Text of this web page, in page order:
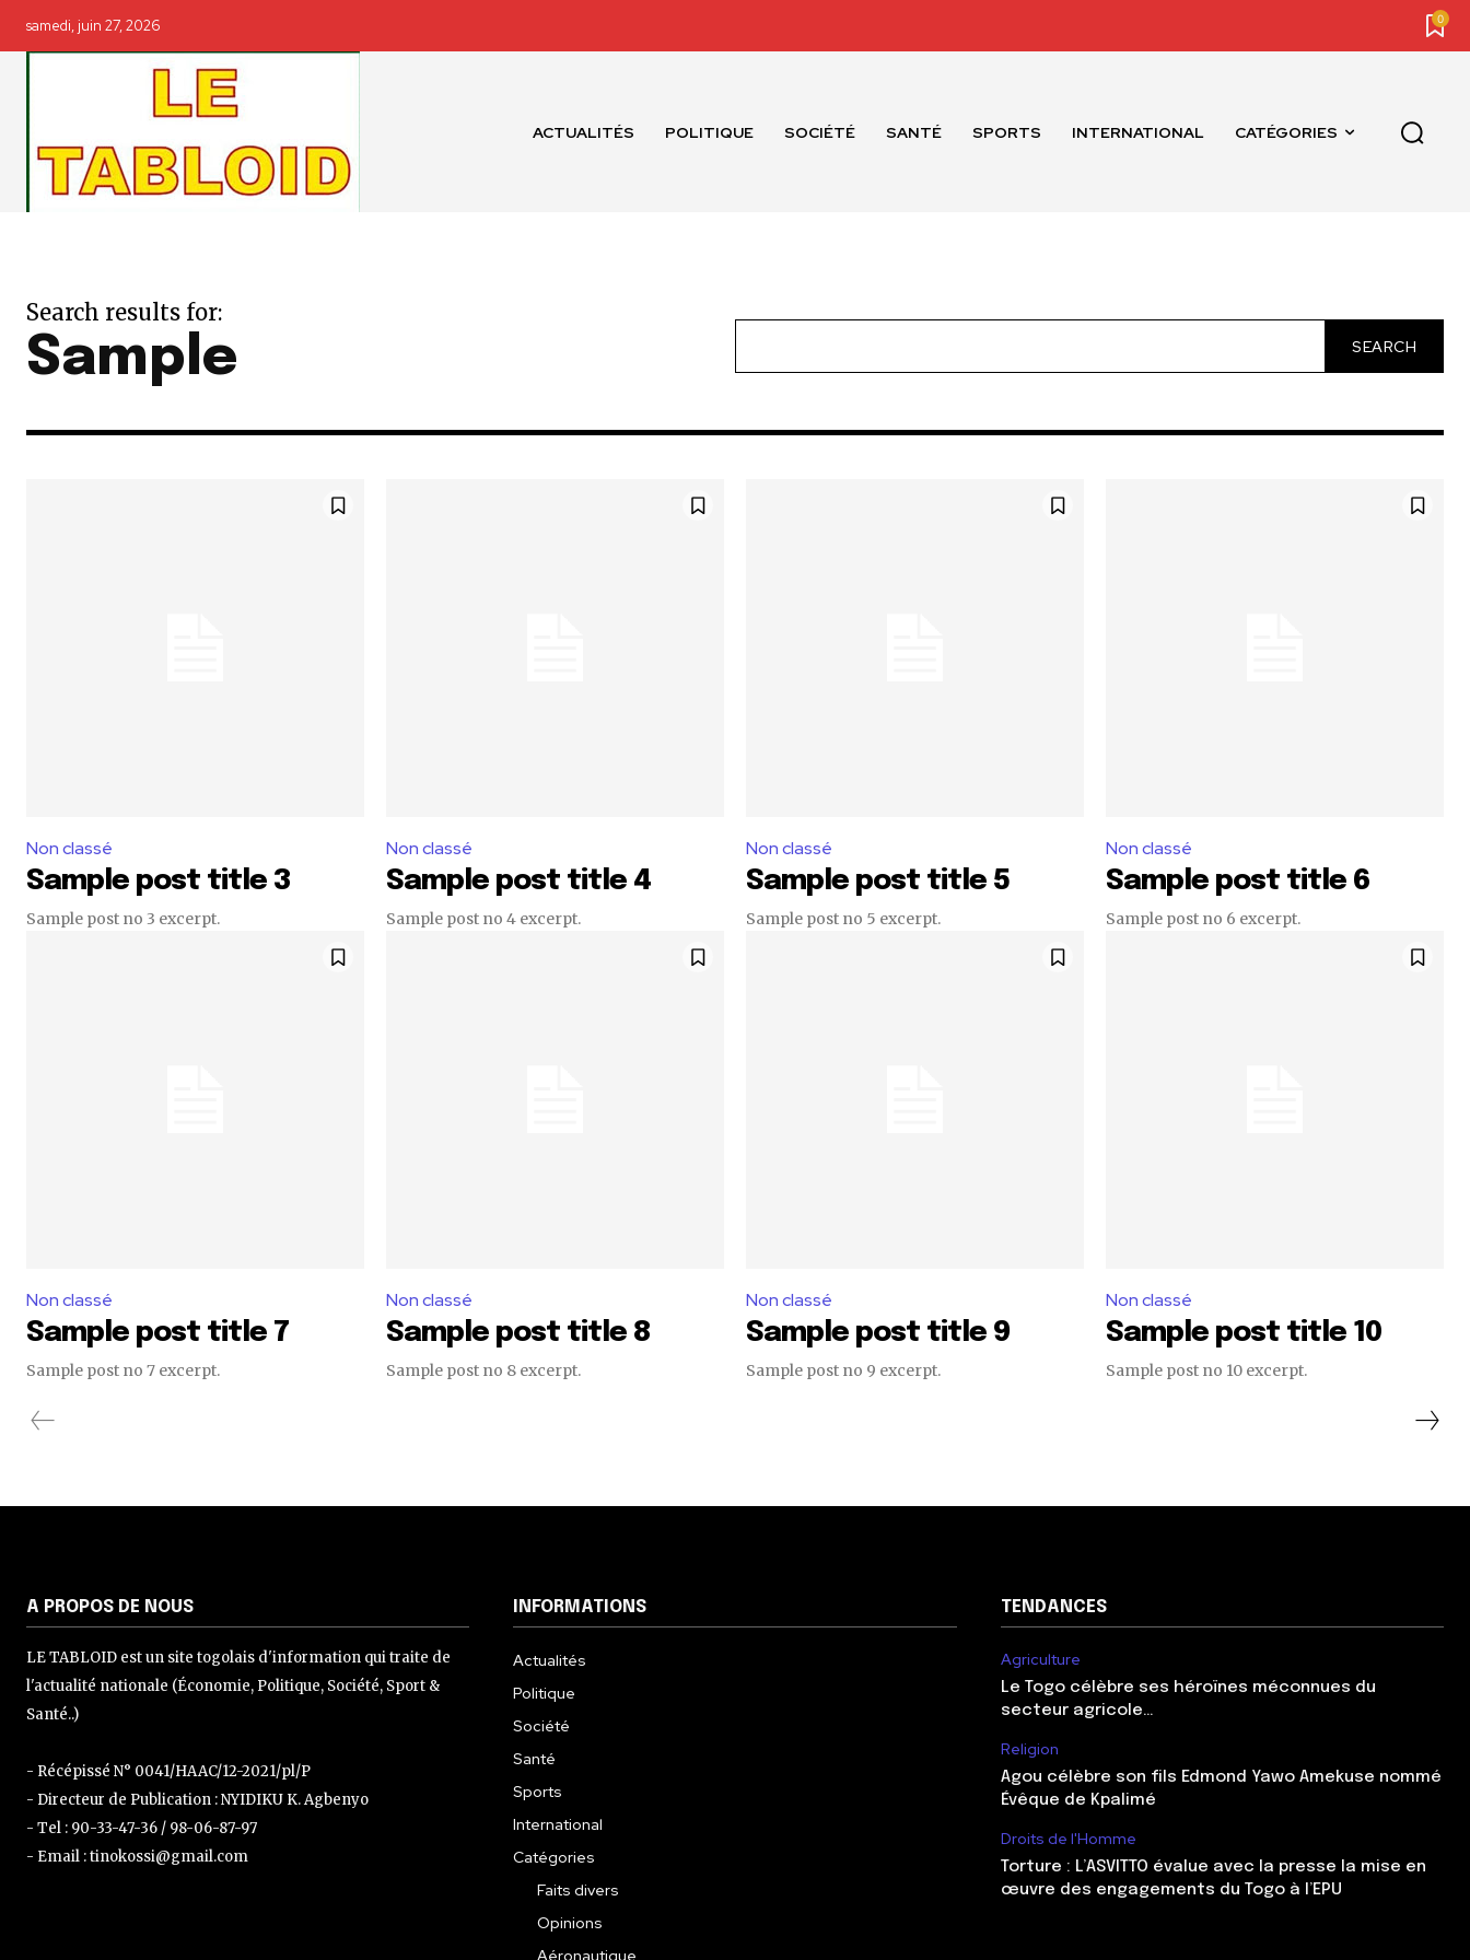
samedi, juin 27, 2026 0
ACTUALITÉS POLITIQUE SOCIÉTÉ SANTÉ SPORTS INTERNATIONAL CATÉGORIES
Search results for:
Sample SEARCH
Non classé
Sample post title 3
Sample post no 3 excerpt.
Non classé
Sample post title 4
Sample post no 4 excerpt.
Non classé
Sample post title 5
Sample post no 5 excerpt.
Non classé
Sample post title 6
Sample post no 6 excerpt.
Non classé
Sample post title 7
Sample post no 7 excerpt.
Non classé
Sample post title 8
Sample post no 8 excerpt.
Non classé
Sample post title 9
Sample post no 9 excerpt.
Non classé
Sample post title 10
Sample post no 10 excerpt.
A PROPOS DE NOUS
LE TABLOID est un site togolais d'information qui traite de
l'actualité nationale (Économie, Politique, Société, Sport &
Santé..)
- Récépissé N° 0041/HAAC/12-2021/pl/P
- Directeur de Publication : NYIDIKU K. Agbenyo
- Tel : 90-33-47-36 / 98-06-87-97
- Email : tinokossi@gmail.com
INFORMATIONS
Actualités
Politique
Société
Santé
Sports
International
Catégories
Faits divers
Opinions
Aéronautique
TENDANCES
Agriculture
Le Togo célèbre ses héroïnes méconnues du
secteur agricole…
Religion
Agou célèbre son fils Edmond Yawo Amekuse nommé
Évêque de Kpalimé
Droits de l'Homme
Torture : L’ASVITTO évalue avec la presse la mise en
œuvre des engagements du Togo à l’EPU